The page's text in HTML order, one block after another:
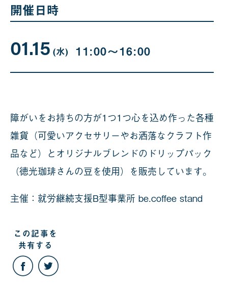
開催日時
01.15月
日
(水日
) 11:00〜16:00
障がいをお持ちの方が1つ1つ心を込め作った各種
雑貨（可愛いアクセサリーやお洒落なクラフト作
品など）とオリジナルブレンドのドリップパック
（徳光珈琲さんの豆を使用）を販売しています。
主催：就労継続支援B型事業所 be.coffee stand
この記事を
共有する
こ
の
記